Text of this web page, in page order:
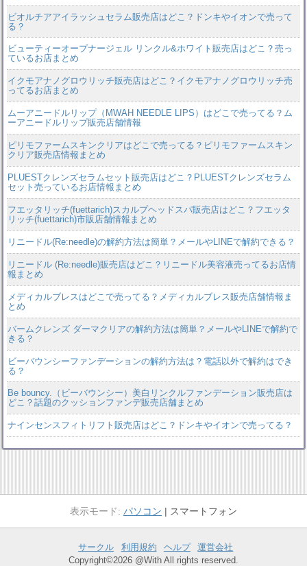
ビオルチアアイラッシュセラム販売店はどこ？ドンキやイオンで売って
る？
ビューティーオープナージェル リンクル&ホワイト販売店はどこ？売っ
ているお店まとめ
イクモアナノグロウリッチ販売店はどこ？イクモアナノグロウリッチ売
ってるお店まとめ
ムーアニードルリップ（MWAH NEEDLE LIPS）はどこで売ってる？ム
ーアニードルリップ販売店舗情報
ピリモファームスキンクリアはどこで売ってる？ピリモファームスキン
クリア販売店情報まとめ
PLUESTクレンズセラムセット販売店はどこ？PLUESTクレンズセラム
セット売っているお店情報まとめ
フエッタリッチ(fuettarich)スカルプヘッドスパ販売店はどこ？フエッタ
リッチ(fuettarich)市販店舗情報まとめ
リニードル(Re:needle)の解約方法は簡単？メールやLINEで解約できる？
リニードル (Re:needle)販売店はどこ？リニードル美容液売ってるお店情
報まとめ
メディカルブレスはどこで売ってる？メディカルブレス販売店舗情報ま
とめ
バームクレンズ ダーマクリアの解約方法は簡単？メールやLINEで解約で
きる？
ビーバウンシーファンデーションの解約方法は？電話以外で解約はでき
る？
Be bouncy.（ビーバウンシー）美白リンクルファンデーション販売店は
どこ？話題のクッションファンデ販売店舗まとめ
ナインセンスフィトリフト販売店はどこ？ドンキやイオンで売ってる？
パソコン スマートフォン
サークル 利用規約 ヘルプ
運営会社
Copyright©2026 @With All rights reserved.